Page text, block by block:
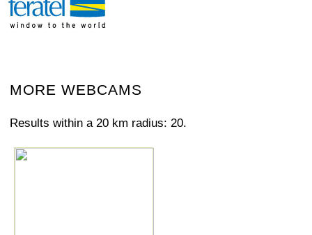
MORE WEBCAMS
Results within a 20 km radius: 20.